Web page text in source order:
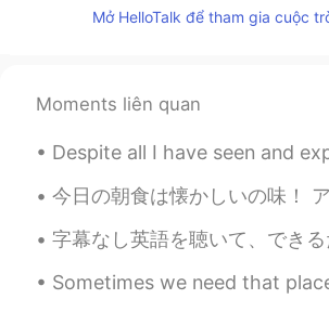
Mayumi
あはは。ほんとだね。そし
くれそうな人に見せてるね😂
るい
FR JP
ですね。ある意味決まりが
ニケーションが楽だけど、
い時も多いかな🤔
Mở HelloTalk để tham gia cuộc
Moments liên quan
Despite all I have seen and experienced, I still get the same simple
今日の朝食は懐かしいの味！ アメリカの子供たちの軽食として、アメリカのおふくろの味と言われてるピーナッツバターとジェリーのサンドイッチ🥪
字幕なし英語を聴いて、できるだけ早く教科書を捨てて本物の小説とかを読んで、そういうアドバイスは俺はよく話してる。でもよく異論されるのは、"それ
Sometimes we need that place where we move away from all human beings